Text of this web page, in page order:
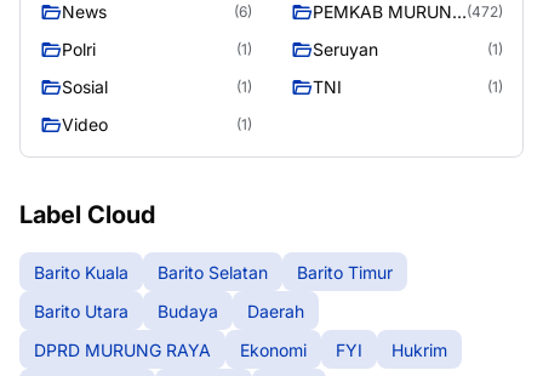
News (6)
PEMKAB MURUNG
RAYA
(472)
Polri (1) Seruyan (1)
Sosial (1) TNI (1)
Video (1)
Label Cloud
Barito Kuala Barito Selatan
Barito Timur
Barito Utara
Budaya
Daerah
DPRD MURUNG RAYA
Ekonomi FYI
Hukrim